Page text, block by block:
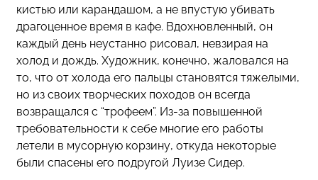
кистью или карандашом, а не впустую убивать
драгоценное время в кафе. Вдохновленный, он
каждый день неустанно рисовал, невзирая на
холод и дождь. Художник, конечно, жаловался на
то, что от холода его пальцы становятся тяжелыми,
но из своих творческих походов он всегда
возвращался с “трофеем”. Из-за повышенной
требовательности к себе многие его работы
летели в мусорную корзину, откуда некоторые
были спасены его подругой Луизе Сидер.